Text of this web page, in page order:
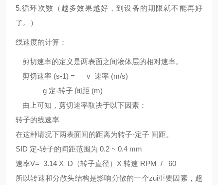
5.循环次数（越多效果越好，到设备的期限就不能再好
了。）
线速度的计算：
剪切速率的定义是两表面之间液体层的相对速率。
剪切速率 (s-1) = v 速率 (m/s)
g 定-转子 间距 (m)
由上可知，剪切速率取决于以下因素：
转子的线速率
在这种请况下两表面间的距离为转子-定子 间距。
SID 定-转子的间距范围为 0.2 ~ 0.4 mm
速率V= 3.14 X D （转子直径） X 转速 RPM / 60
所以转速和分散头结构是影响分散的一个zui重要因素，超